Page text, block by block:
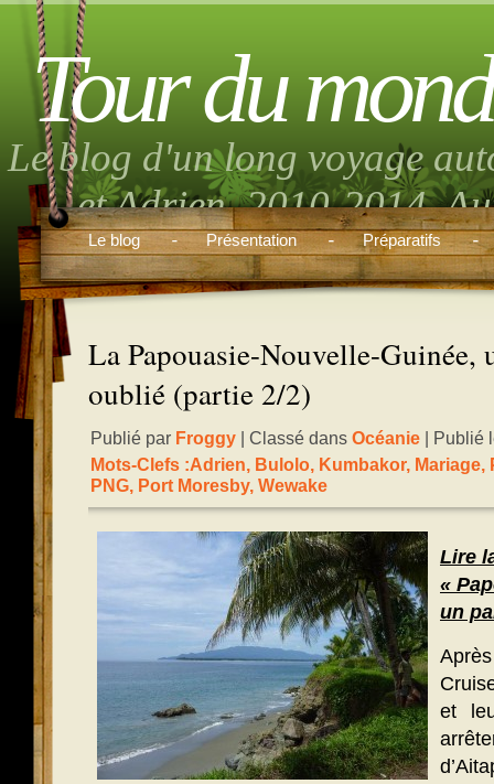
Tour du
Le blog d'un long voyage
et Adrien. 2010-2014.
musique, randonnée,
Le blog Présentation Préparatifs
La Papouasie-Nouvelle-Guinée,
oublié (partie 2/2)
Publié par Froggy | Classé dans Océanie | Publié
Mots-Clefs :Adrien, Bulolo, Kumbakor, Mariage,
PNG, Port Moresby, Wewake
Lire
«
un
et